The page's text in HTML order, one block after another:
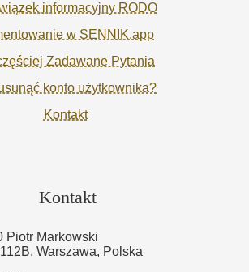
informacyjny RODO
w SENNIK.app
Zadawane Pytania
konto użytkownika?
Kontakt
Kontakt
Piotr Markowski
Warszawa, Polska